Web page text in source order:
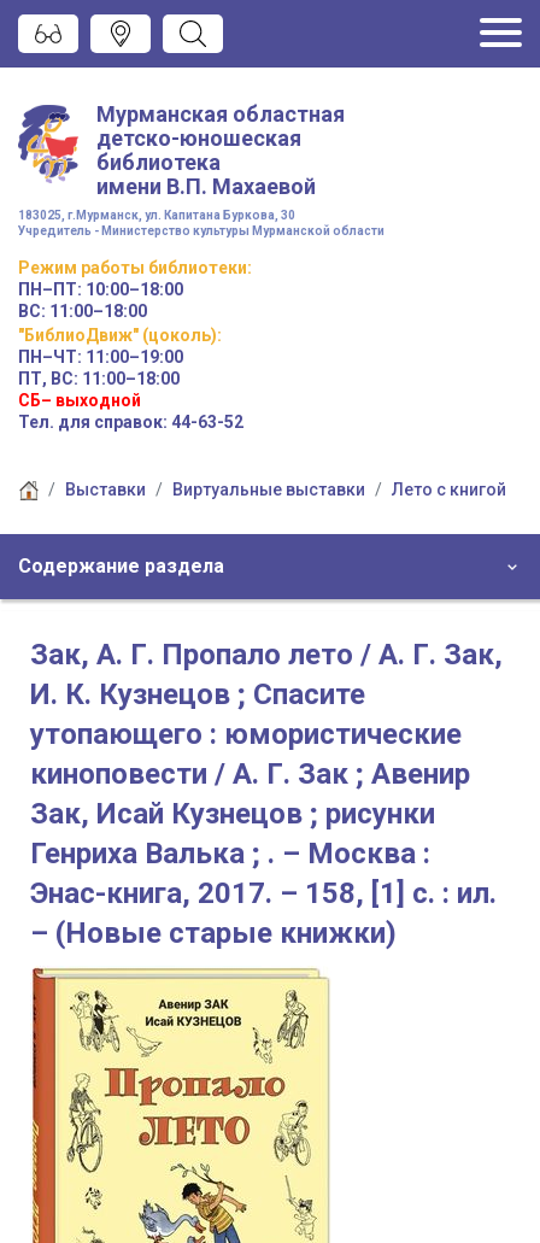
Мурманская областная
детско-юношеская
библиотека
имени В.П. Махаевой
183025, г.Мурманск, ул. Капитана Буркова, 30
Учредитель - Министерство культуры Мурманской области
Режим работы библиотеки:
ПН–ПТ: 10:00–18:00
ВС: 11:00–18:00
"БиблиоДвиж" (цоколь):
ПН–ЧТ: 11:00–19:00
ПТ, ВС: 11:00–18:00
СБ– выходной
Тел. для справок: 44-63-52
Выставки Виртуальные выставки Лето с книгой
Содержание раздела
Зак, А. Г. Пропало лето / А. Г. Зак,
И. К. Кузнецов ; Спасите
утопающего : юмористические
киноповести / А. Г. Зак ; Авенир
Зак, Исай Кузнецов ; рисунки
Генриха Валька ; . – Москва :
Энас-книга, 2017. – 158, [1] с. : ил.
– (Новые старые книжки)